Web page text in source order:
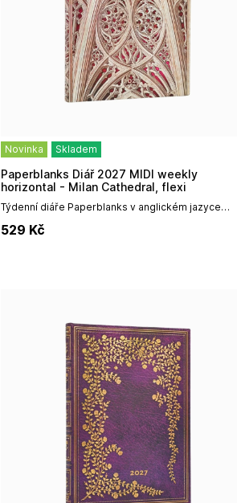
Novinka Skladem
Týdenní diáře Paperblanks v anglickém jazyce
designem, prémiovou vazbou a vysokou
Paperblanks Diář 2027 MIDI weekly
horizontal - Milan Cathedral, flexi
529 Kč